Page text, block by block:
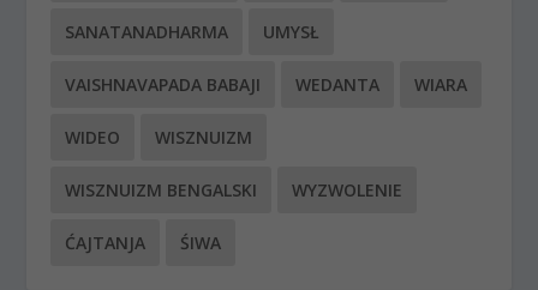
SANATANADHARMA UMYSŁ
VAISHNAVAPADA BABAJI WEDANTA WIARA
WIDEO WISZNUIZM
WISZNUIZM BENGALSKI WYZWOLENIE
ĆAJTANJA ŚIWA